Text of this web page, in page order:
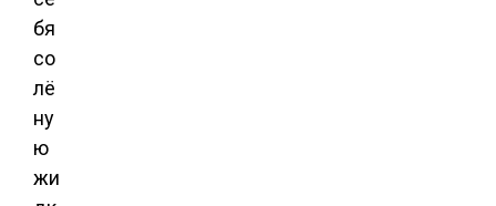
бя
со
лё
ну
ю
жи